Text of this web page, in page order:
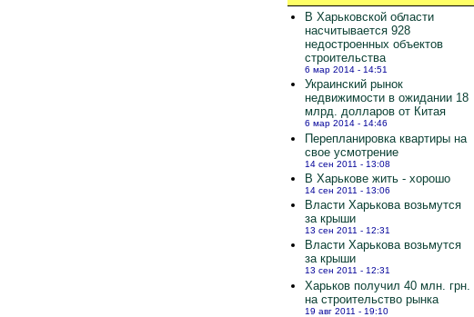
В Харьковской области
насчитывается 928
недостроенных объектов
строительства
6 мар 2014 - 14:51
Украинский рынок
недвижимости в ожидании 18
млрд. долларов от Китая
6 мар 2014 - 14:46
Перепланировка квартиры на
свое усмотрение
14 сен 2011 - 13:08
В Харькове жить - хорошо
14 сен 2011 - 13:06
Власти Харькова возьмутся
за крыши
13 сен 2011 - 12:31
Власти Харькова возьмутся
за крыши
13 сен 2011 - 12:31
Харьков получил 40 млн. грн.
на строительство рынка
19 авг 2011 - 19:10